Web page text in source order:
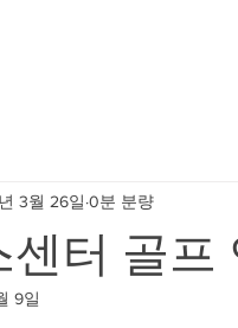
센터 골프
3월 26일 0분 분량
9일